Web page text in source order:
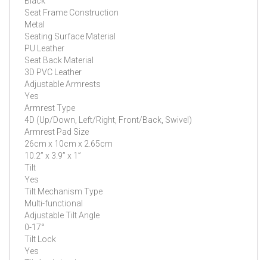
Seat Frame Construction
Metal
Seating Surface Material
PU Leather
Seat Back Material
3D PVC Leather
Adjustable Armrests
Yes
Armrest Type
4D (Up/Down, Left/Right, Front/Back, Swivel)
Armrest Pad Size
26cm x 10cm x 2.65cm
10.2” x 3.9” x 1”
Tilt
Yes
Tilt Mechanism Type
Multi-functional
Adjustable Tilt Angle
0-17°
Tilt Lock
Yes